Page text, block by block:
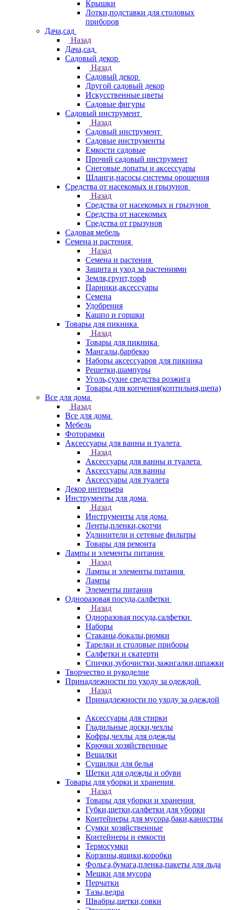
Крышки
Лотки,подставки для столовых
приборов
Дача,сад
Назад
Дача,сад
Садовый декор
Назад
Садовый декор
Другой садовый декор
Искусственные цветы
Садовые фигуры
Садовый инструмент
Назад
Садовый инструмент
Садовые инструменты
Емкости садовые
Прочий садовый инструмент
Снеговые лопаты и аксессуары
Шланги,насосы,системы орошения
Средства от насекомых и грызунов
Назад
Средства от насекомых и грызунов
Средства от насекомых
Средства от грызунов
Садовая мебель
Семена и растения
Назад
Семена и растения
Защита и уход за растениями
Земля,грунт,торф
Парники,аксессуары
Семена
Удобрения
Кашпо и горшки
Товары для пикника
Назад
Товары для пикника
Мангалы,барбекю
Наборы аксессуаров для пикника
Решетки,шампуры
Уголь,сухие средства розжига
Товары для копчения(коптильня,щепа)
Все для дома
Назад
Все для дома
Мебель
Фоторамки
Аксессуары для ванны и туалета
Назад
Аксессуары для ванны и туалета
Аксессуары для ванны
Аксессуары для туалета
Декор интерьера
Инструменты для дома
Назад
Инструменты для дома
Ленты,пленки,скотчи
Удлинители и сетевые фильтры
Товары для ремонта
Лампы и элементы питания
Назад
Лампы и элементы питания
Лампы
Элементы питания
Одноразовая посуда,салфетки
Назад
Одноразовая посуда,салфетки
Наборы
Стаканы,бокалы,рюмки
Тарелки и столовые приборы
Салфетки и скатерти
Спички,зубочистки,зажигалки,шпажки
Творчество и рукоделие
Принадлежности по уходу за одеждой
Назад
Принадлежности по уходу за одеждой
Аксессуары для стирки
Гладильные доски,чехлы
Кофры,чехлы для одежды
Крючки хозяйственные
Вешалки
Сушилки для белья
Щетки для одежды и обуви
Товары для уборки и хранения
Назад
Товары для уборки и хранения
Губки,щетки,салфетки для уборки
Контейнеры для мусора,баки,канистры
Сумки хозяйственные
Контейнеры и емкости
Термосумки
Корзины,ящики,коробки
Фольга,бумага,пленка,пакеты для льда
Мешки для мусора
Перчатки
Тазы,ведра
Швабры,щетки,совки